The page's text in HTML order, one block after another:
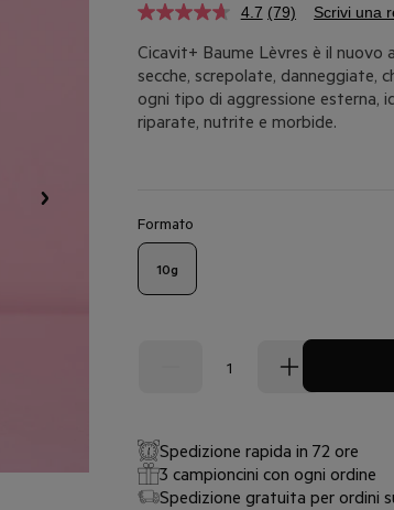
4.7 (79) Scrivi una
Cicavit+ Baume Lèvres è il nuovo
secche, screpolate, danneggiate,
ogni tipo di aggressione esterna,
riparate, nutrite e morbide.
Formato
10g
Spedizione rapida in 72 ore
3 campioncini con ogni ordine
Spedizione gratuita per ordini